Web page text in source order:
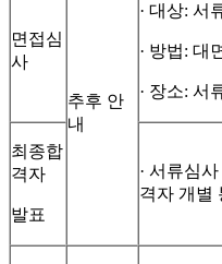
면접심
사
추후 안
내
· 대상: 서
· 방법: 대
· 장소: 서
최종합
격자
발표
· 서류심
격자 개별